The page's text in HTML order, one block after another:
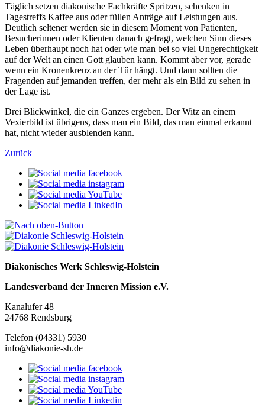
Täglich setzen diakonische Fachkräfte Spritzen, schenken in
Tagestreffs Kaffee aus oder füllen Anträge auf Leistungen aus.
Deutlich seltener werden sie in diesem Moment von Patienten,
Besucherinnen oder Klienten danach gefragt, welchen Sinn dieses
Leben überhaupt noch hat oder wie man bei so viel Ungerechtigkeit
auf der Welt an einen Gott glauben kann. Kommt aber vor, gerade
wenn ein Kronenkreuz an der Tür hängt. Und dann sollten die
Fragenden auf jemanden treffen, der mehr als ein Bild zu sehen in
der Lage ist.
Drei Blickwinkel, die ein Ganzes ergeben. Der Witz an einem
Vexierbild ist übrigens, dass man ein Bild, das man einmal erkannt
hat, nicht wieder ausblenden kann.
Zurück
Diakonisches Werk Schleswig-Holstein
Landesverband der Inneren Mission e.V.
Kanalufer 48
24768 Rendsburg
Telefon (04331) 5930
info@diakonie-sh.de